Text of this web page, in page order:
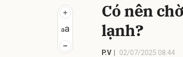
Có nên
lạnh?
P.V 02/07/2025 08:44